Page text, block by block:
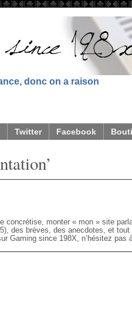
donc on a raison
Twitter Facebook
concrétise, monter « mon » site
des brèves, des anecdotes, et tout
Gaming since 198X, n’hésitez pas